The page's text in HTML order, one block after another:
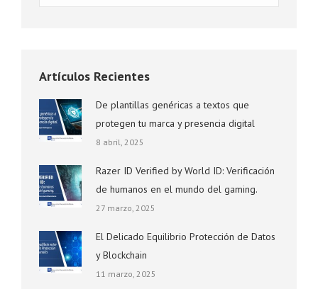
Artículos Recientes
De plantillas genéricas a textos que
protegen tu marca y presencia digital
8 abril, 2025
Razer ID Verified by World ID: Verificación
de humanos en el mundo del gaming.
27 marzo, 2025
El Delicado Equilibrio Protección de Datos
y Blockchain
11 marzo, 2025